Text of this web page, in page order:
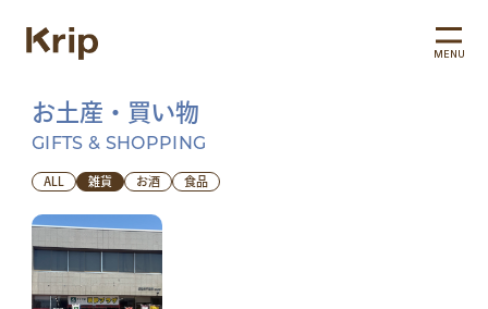
MENU
お土産・買い物
GIFTS & SHOPPING
ALL 雑貨 お酒 食品